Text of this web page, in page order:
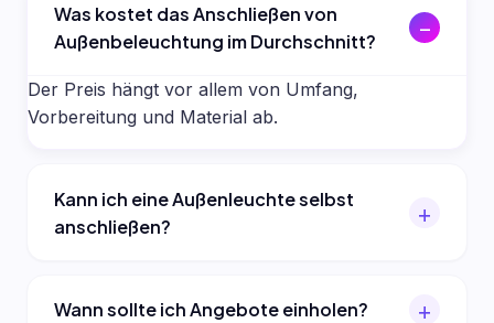
Was kostet das Anschließen von
Außenbeleuchtung im Durchschnitt?
Der Preis hängt vor allem von Umfang,
Vorbereitung und Material ab.
Kann ich eine Außenleuchte selbst
anschließen?
Wann sollte ich Angebote einholen?